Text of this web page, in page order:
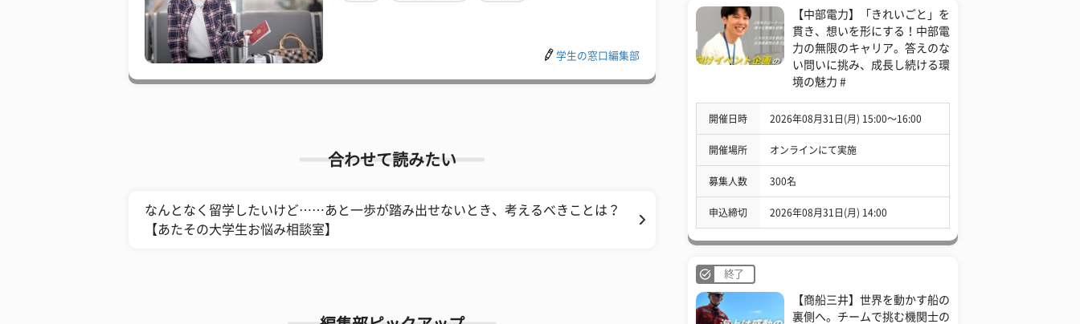
学生の窓口編集部
合わせて読みたい
なんとなく留学したいけど……あと一歩が踏み出せないとき、考えるべきことは？
【あたその大学生お悩み相談室】
【中部電力】「きれいごと」を
貫き、想いを形にする！中部電
力の無限のキャリア。答えのな
い問いに挑み、成長し続ける環
境の魅力 #
開催日時 2026年08月31日(月) 15:00〜16:00
開催場所 オンラインにて実施
募集人数 300名
申込締切 2026年08月31日(月) 14:00
終了
【商船三井】世界を動かす船の
裏側へ。チームで挑む機関士の